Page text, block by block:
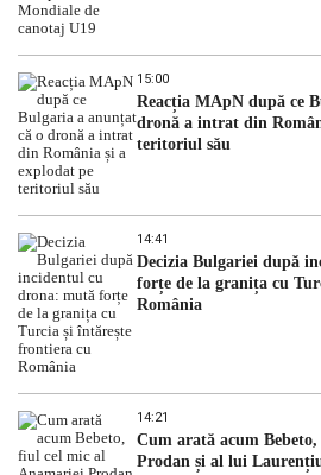
15:00
Reacția MApN după ce
dronă a intrat din
teritoriul său
14:41
Decizia Bulgariei după
forțe de la granița cu
România
14:21
Cum arată acum
Prodan și al lui